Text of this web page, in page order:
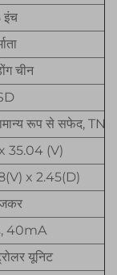
इंच
चीन
रूप से सफेद, TN
35.04 (V)
x 2.45(D)
40mA
यूनिट